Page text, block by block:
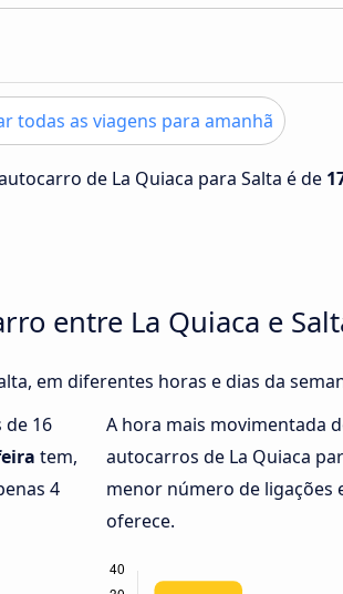
todas as viagens para amanhã
de La Quiaca para Salta é de
entre La Quiaca e
em diferentes horas e dias da
de 16
tem,
4
A hora mais movimentada
autocarros de La Quiaca
menor número de ligações
oferece.